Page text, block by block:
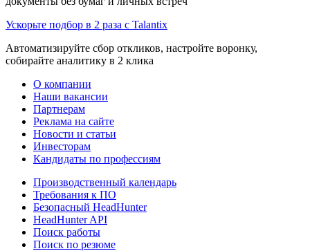
Ускорьте подбор в 2 раза с Talantix
Автоматизируйте сбор откликов, настройте воронку,
собирайте аналитику в 2 клика
О компании
Наши вакансии
Партнерам
Реклама на сайте
Новости и статьи
Инвесторам
Кандидаты по профессиям
Производственный календарь
Требования к ПО
Безопасный HeadHunter
HeadHunter API
Поиск работы
Поиск по резюме